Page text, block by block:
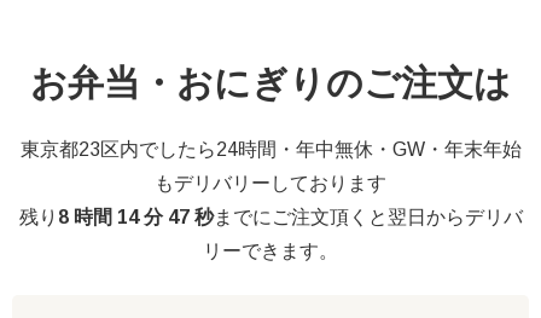
お弁当・おにぎりのご注文は
東京都23区内でしたら24時間・年中無休・GW・年末年始
もデリバリーしております
残り 8 時間 14 分 46 秒までにご注文頂くと翌日からデリバ
リーできます。